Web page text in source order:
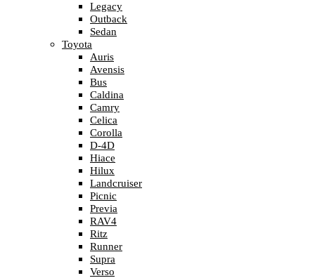
Legacy
Outback
Sedan
Toyota
Auris
Avensis
Bus
Caldina
Camry
Celica
Corolla
D-4D
Hiace
Hilux
Landcruiser
Picnic
Previa
RAV4
Ritz
Runner
Supra
Verso